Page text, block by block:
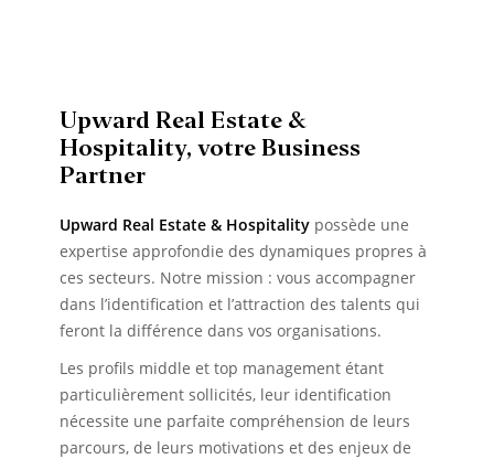
Upward Real Estate &
Hospitality, votre Business
Partner
Upward Real Estate & Hospitality possède une
expertise approfondie des dynamiques propres à
ces secteurs. Notre mission : vous accompagner
dans l’identification et l’attraction des talents qui
feront la différence dans vos organisations.
Les profils middle et top management étant
particulièrement sollicités, leur identification
nécessite une parfaite compréhension de leurs
parcours, de leurs motivations et des enjeux de